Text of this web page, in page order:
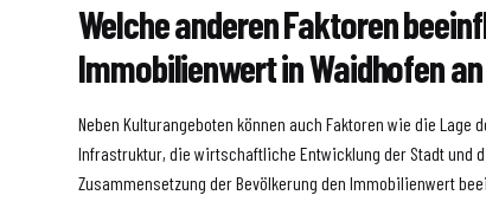
Welche anderen Faktoren
Immobilienwert in Waidhofen an
Neben Kulturangeboten können auch Faktoren wie die Lage
Infrastruktur, die wirtschaftliche Entwicklung der Stadt und
Zusammensetzung der Bevölkerung den Immobilienwert